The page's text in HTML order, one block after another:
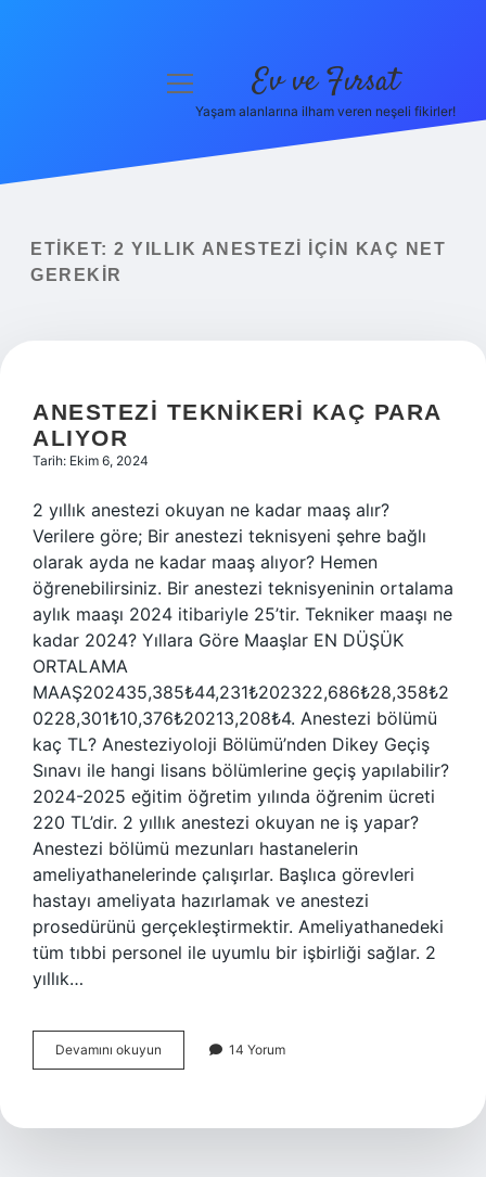
Yasal Uyarı
menüyü
Ev ve Fırsat
Yaşam alanlarına ilham veren neşeli fikirler!
ETIKET: 2 YILLIK ANESTEZI IÇIN KAÇ NET
GEREKIR
ANESTEZI TEKNIKERI KAÇ PARA
ALIYOR
Tarih: Ekim 6, 2024
2 yıllık anestezi okuyan ne kadar maaş alır?
Verilere göre; Bir anestezi teknisyeni şehre bağlı
olarak ayda ne kadar maaş alıyor? Hemen
öğrenebilirsiniz. Bir anestezi teknisyeninin ortalama
aylık maaşı 2024 itibariyle 25’tir. Tekniker maaşı ne
kadar 2024? Yıllara Göre Maaşlar EN DÜŞÜK
ORTALAMA
MAAŞ202435,385₺44,231₺202322,686₺28,358₺2
0228,301₺10,376₺20213,208₺4. Anestezi bölümü
kaç TL? Anesteziyoloji Bölümü’nden Dikey Geçiş
Sınavı ile hangi lisans bölümlerine geçiş yapılabilir?
2024-2025 eğitim öğretim yılında öğrenim ücreti
220 TL’dir. 2 yıllık anestezi okuyan ne iş yapar?
Anestezi bölümü mezunları hastanelerin
ameliyathanelerinde çalışırlar. Başlıca görevleri
hastayı ameliyata hazırlamak ve anestezi
prosedürünü gerçekleştirmektir. Ameliyathanedeki
tüm tıbbi personel ile uyumlu bir işbirliği sağlar. 2
yıllık…
Devamını okuyun Anestezi
Teknikeri
Alıyor
14 Yorum